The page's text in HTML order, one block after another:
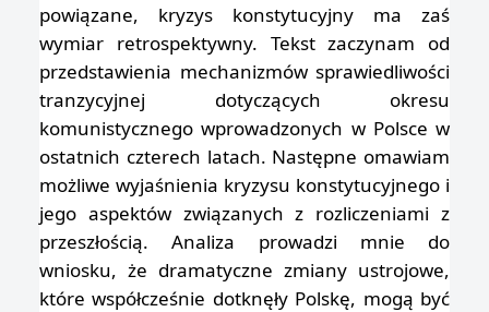
powiązane, kryzys konstytucyjny ma zaś
wymiar retrospektywny. Tekst zaczynam od
przedstawienia mechanizmów sprawiedliwości
tranzycyjnej dotyczących okresu
komunistycznego wprowadzonych w Polsce w
ostatnich czterech latach. Następne omawiam
możliwe wyjaśnienia kryzysu konstytucyjnego i
jego aspektów związanych z rozliczeniami z
przeszłością. Analiza prowadzi mnie do
wniosku, że dramatyczne zmiany ustrojowe,
które współcześnie dotknęły Polskę, mogą być